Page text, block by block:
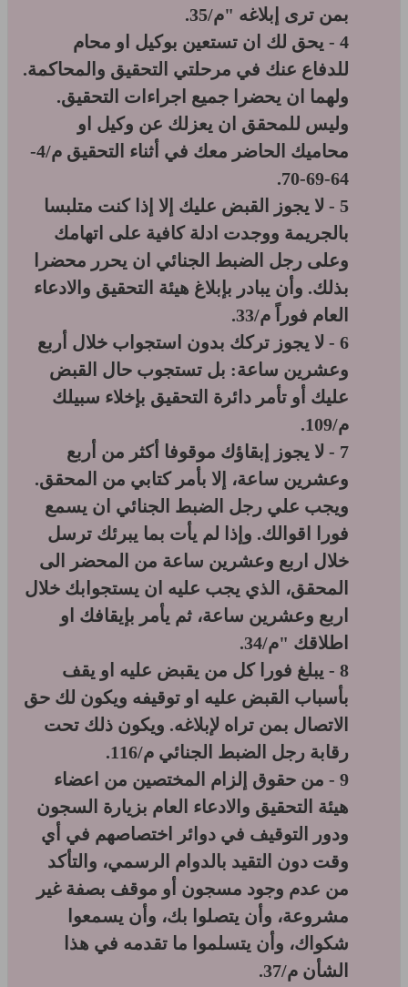
بمن ترى إبلاغه "م/35.
4 - يحق لك ان تستعين بوكيل او محام
للدفاع عنك في مرحلتي التحقيق والمحاكمة.
ولهما ان يحضرا جميع اجراءات التحقيق.
وليس للمحقق ان يعزلك عن وكيل او
محاميك الحاضر معك في أثناء التحقيق م/4-
64-69-70.
5 - لا يجوز القبض عليك إلا إذا كنت متلبسا
بالجريمة ووجدت ادلة كافية على اتهامك
وعلى رجل الضبط الجنائي ان يحرر محضرا
بذلك. وأن يبادر بإبلاغ هيئة التحقيق والادعاء
العام فوراً م/33.
6 - لا يجوز تركك بدون استجواب خلال أربع
وعشرين ساعة: بل تستجوب حال القبض
عليك أو تأمر دائرة التحقيق بإخلاء سبيلك
م/109.
7 - لا يجوز إبقاؤك موقوفا أكثر من أربع
وعشرين ساعة، إلا بأمر كتابي من المحقق.
ويجب علي رجل الضبط الجنائي ان يسمع
فورا اقوالك. وإذا لم يأت بما يبرئك ترسل
خلال اربع وعشرين ساعة من المحضر الى
المحقق، الذي يجب عليه ان يستجوابك خلال
اربع وعشرين ساعة، ثم يأمر بإيقافك او
اطلاقك "م/34.
8 - يبلغ فورا كل من يقبض عليه او يقف
بأسباب القبض عليه او توقيفه ويكون لك حق
الاتصال بمن تراه لإبلاغه. ويكون ذلك تحت
رقابة رجل الضبط الجنائي م/116.
9 - من حقوق إلزام المختصين من اعضاء
هيئة التحقيق والادعاء العام بزيارة السجون
ودور التوقيف في دوائر اختصاصهم في أي
وقت دون التقيد بالدوام الرسمي، والتأكد
من عدم وجود مسجون أو موقف بصفة غير
مشروعة، وأن يتصلوا بك، وأن يسمعوا
شكواك، وأن يتسلموا ما تقدمه في هذا
الشأن م/37.